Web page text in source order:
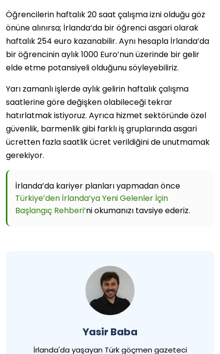
Öğrencilerin haftalık 20 saat çalışma izni olduğu göz
önüne alınırsa; İrlanda’da bir öğrenci asgari olarak
haftalık 254 euro kazanabilir. Aynı hesapla İrlanda’da
bir öğrencinin aylık 1000 Euro’nun üzerinde bir gelir
elde etme potansiyeli olduğunu söyleyebiliriz.
Yarı zamanlı işlerde aylık gelirin haftalık çalışma
saatlerine göre değişken olabileceği tekrar
hatırlatmak istiyoruz. Ayrıca hizmet sektöründe özel
güvenlik, barmenlik gibi farklı iş gruplarında asgari
ücretten fazla saatlik ücret verildiğini de unutmamak
gerekiyor.
İrlanda’da kariyer planları yapmadan önce
Türkiye’den İrlanda’ya Yeni Gelenler İçin
Başlangıç Rehberi’ni okumanızı tavsiye ederiz.
Yasir Baba
İrlanda'da yaşayan Türk göçmen gazeteci